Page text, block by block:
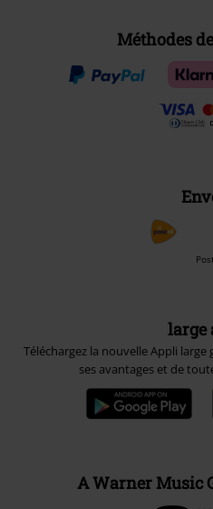
Méthodes
large
Téléchargez la nouvelle Appli
ses avantages et de
A Warner Music